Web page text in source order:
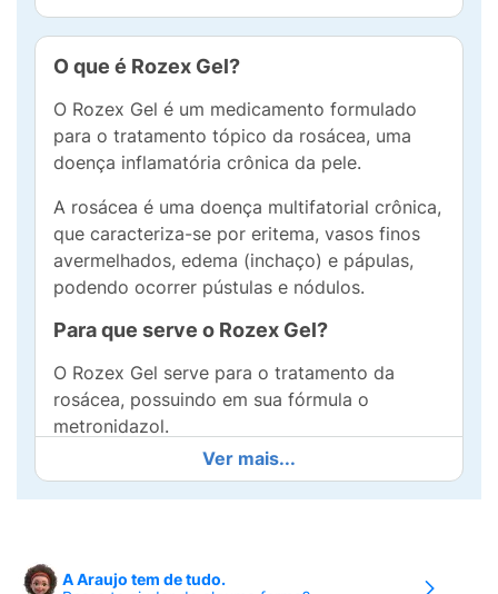
O que é Rozex Gel?
O Rozex Gel é um medicamento formulado
para o tratamento tópico da rosácea, uma
doença inflamatória crônica da pele.
A rosácea é uma doença multifatorial crônica,
que caracteriza-se por eritema, vasos finos
avermelhados, edema (inchaço) e pápulas,
podendo ocorrer pústulas e nódulos.
Para que serve o Rozex Gel?
O Rozex Gel serve para o tratamento da
rosácea, possuindo em sua fórmula o
metronidazol.
Este medicamento ajuda a reduzir
consideravelmente a vermelhidão na pele e a
Ver mais...
A Araujo tem de tudo.